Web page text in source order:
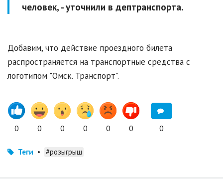
человек, - уточнили в дептранспорта.
Добавим, что действие проездного билета
распространяется на транспортные средства с
логотипом "Омск. Транспорт".
0 0 0 0 0 0 0
Теги • #розыгрыш